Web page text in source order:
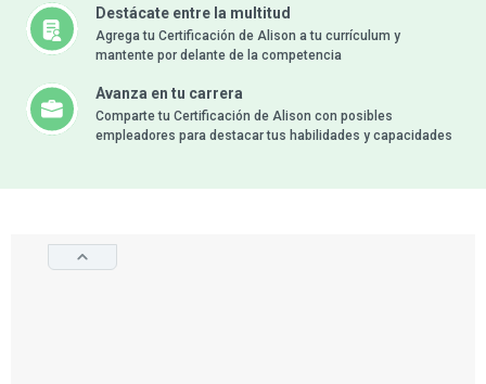
Destácate entre la multitud
Agrega tu Certificación de Alison a tu currículum y
mantente por delante de la competencia
Avanza en tu carrera
Comparte tu Certificación de Alison con posibles
empleadores para destacar tus habilidades y capacidades